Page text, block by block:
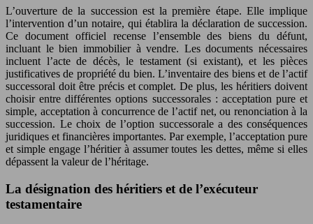
L’ouverture de la succession est la première étape. Elle implique
l’intervention d’un notaire, qui établira la déclaration de succession.
Ce document officiel recense l’ensemble des biens du défunt,
incluant le bien immobilier à vendre. Les documents nécessaires
incluent l’acte de décès, le testament (si existant), et les pièces
justificatives de propriété du bien. L’inventaire des biens et de l’actif
successoral doit être précis et complet. De plus, les héritiers doivent
choisir entre différentes options successorales : acceptation pure et
simple, acceptation à concurrence de l’actif net, ou renonciation à la
succession. Le choix de l’option successorale a des conséquences
juridiques et financières importantes. Par exemple, l’acceptation pure
et simple engage l’héritier à assumer toutes les dettes, même si elles
dépassent la valeur de l’héritage.
La désignation des héritiers et de l’exécuteur
testamentaire